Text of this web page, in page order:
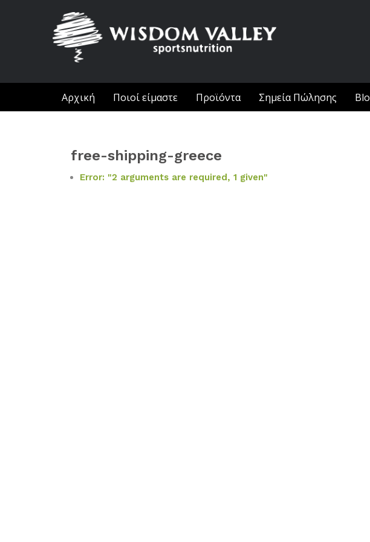
Αρχική Ποιοί είμαστε Προϊόντα Σημεία Πώλησης
free-shipping-greece
Error: "2 arguments are required, 1 given"